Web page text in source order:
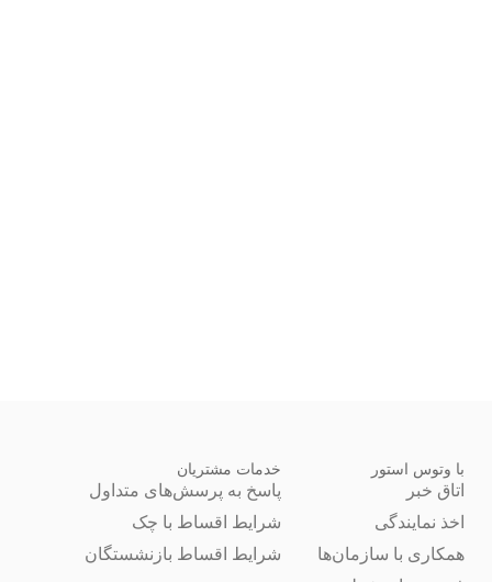
با وتوس استور
اتاق خبر
اخذ نمایندگی
همکاری با سازمان‌ها
خدمات مشتریان
پاسخ به پرسش‌های متداول
شرایط اقساط با چک
شرایط اقساط بازنشستگان